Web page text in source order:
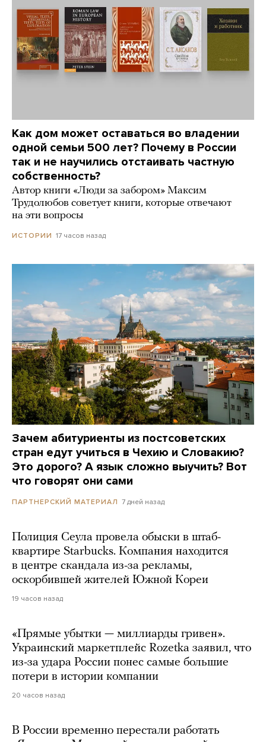
Как дом может оставаться во владении
одной семьи 500 лет? Почему в России
так и не научились отстаивать частную
собственность?
Автор книги «Люди за забором» Максим
Трудолюбов советует книги, которые отвечают
на эти вопросы
ИСТОРИИ 17 часов назад
Зачем абитуриенты из постсоветских
стран едут учиться в Чехию и Словакию?
Это дорого? А язык сложно выучить? Вот
что говорят они сами
ПАРТНЕРСКИЙ МАТЕРИАЛ 7 дней назад
Полиция Сеула провела обыски в штаб-
квартире Starbucks. Компания находится
в центре скандала из-за рекламы,
оскорбившей жителей Южной Кореи
19 часов назад
«Прямые убытки — миллиарды гривен».
Украинский маркетплейс Rozetka заявил, что
из-за удара России понес самые большие
потери в истории компании
20 часов назад
В России временно перестали работать